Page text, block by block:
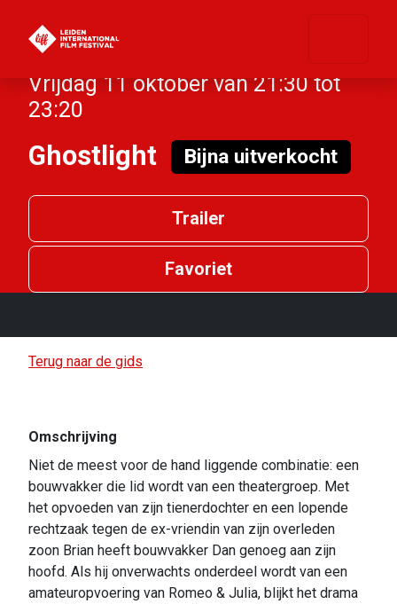
Vrijdag 11 oktober van 21:30 tot
23:20
Ghostlight Bijna uitverkocht
Trailer
Favoriet
Terug naar de gids
Omschrijving
Niet de meest voor de hand liggende combinatie: een
bouwvakker die lid wordt van een theatergroep. Met
het opvoeden van zijn tienerdochter en een lopende
rechtzaak tegen de ex-vriendin van zijn overleden
zoon Brian heeft bouwvakker Dan genoeg aan zijn
hoofd. Als hij onverwachts onderdeel wordt van een
amateuropvoering van Romeo & Julia, blijkt het drama